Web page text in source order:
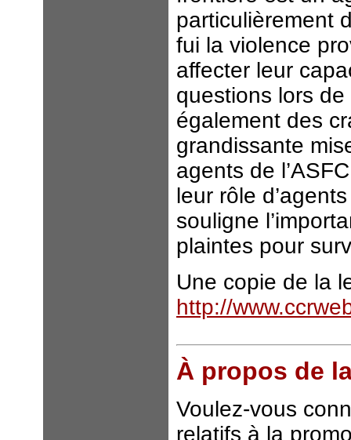
particulièrement
fui la violence
affecter leur
questions lors
également des
grandissante
agents de
leur rôle
souligne
plaintes pour
Une copie de la
http://
À propos de
Voulez-vous
relatifs à la